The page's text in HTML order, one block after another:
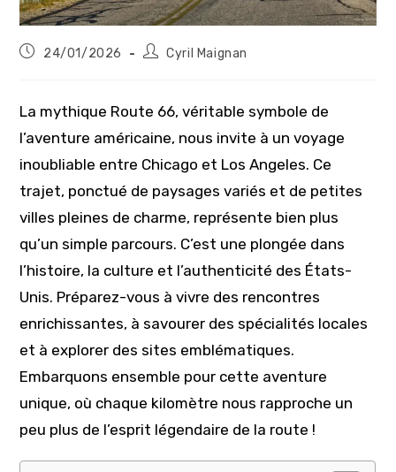
Publication
24/01/2026
Auteur/autrice
Cyril Maignan
La mythique Route 66, véritable symbole de
l’aventure américaine, nous invite à un voyage
inoubliable entre Chicago et Los Angeles. Ce
trajet, ponctué de paysages variés et de petites
villes pleines de charme, représente bien plus
qu’un simple parcours. C’est une plongée dans
l’histoire, la culture et l’authenticité des États-
Unis. Préparez-vous à vivre des rencontres
enrichissantes, à savourer des spécialités locales
et à explorer des sites emblématiques.
Embarquons ensemble pour cette aventure
unique, où chaque kilomètre nous rapproche un
peu plus de l’esprit légendaire de la route !